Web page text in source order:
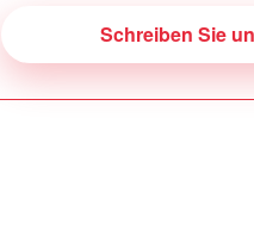
Schreiben Sie